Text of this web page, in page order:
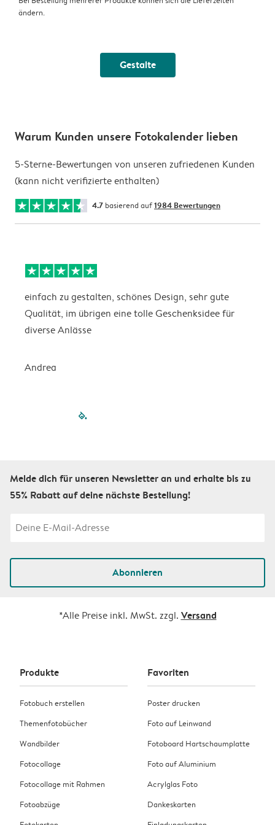
ändern.
Gestalte
Warum Kunden unsere Fotokalender lieben
5-Sterne-Bewertungen von unseren zufriedenen Kunden
(kann nicht verifizierte enthalten)
4.7 basierend auf1984 Bewertungen
einfach zu gestalten, schönes Design, sehr gute
Qualität, im übrigen eine tolle Geschenksidee für
diverse Anlässe
Andrea
filled-pagination
Melde dich für unseren Newsletter an und erhalte bis zu
55% Rabatt auf deine nächste Bestellung!
Abonnieren
*Alle Preise inkl. MwSt. zzgl. Versand
Produkte
Fotobuch erstellen
Themenfotobücher
Wandbilder
Fotocollage
Fotocollage mit Rahmen
Fotoabzüge
Favoriten
Poster drucken
Foto auf Leinwand
Fotoboard Hartschaumplatte
Foto auf Aluminium
Acrylglas Foto
Dankeskarten